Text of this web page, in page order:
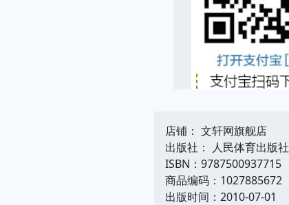
店铺： 文轩网旗舰店
出版社： 人民体育出版社
ISBN：9787500937715
商品编码：1027885672
出版时间：2010-07-01